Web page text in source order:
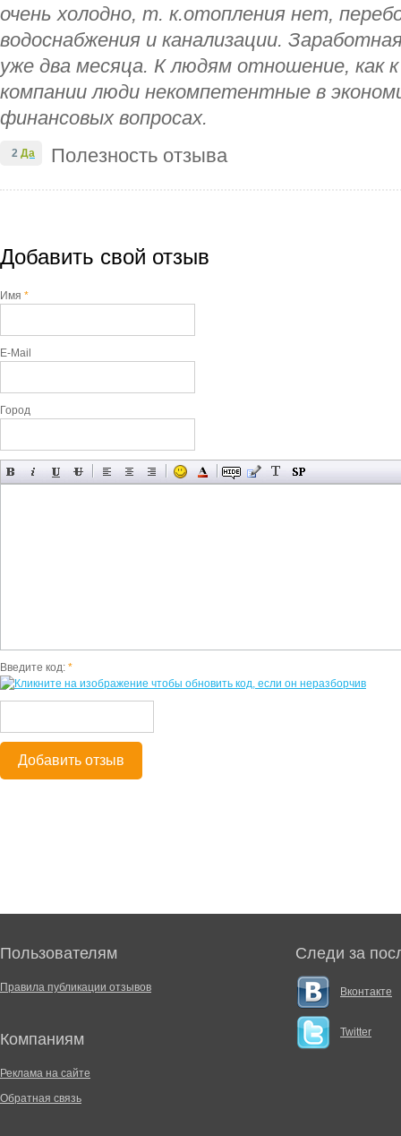
очень холодно, т. к.отопления нет,
водоснабжения и канализации.
уже два месяца. К людям отношение, как к
компании люди некомпетентные в
финансовых вопросах.
Полезность отзыва
2 Да
Добавить свой отзыв
Имя *
E-Mail
Город
Введите код: *
Добавить отзыв
Пользователям
Правила публикации отзывов
Компаниям
Реклама на сайте
Обратная связь
Следи за
Вконтакте
Twitter